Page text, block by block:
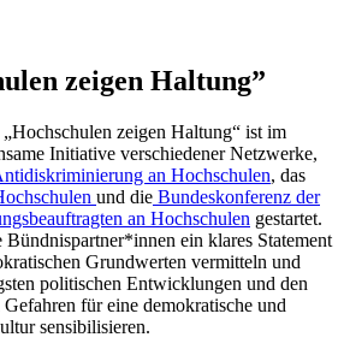
zeigen Haltung”
zeigen Haltung“ ist im
Initiative verschiedener Netzwerke,
an Hochschulen, das
und die Bundeskonferenz der
an Hochschulen gestartet.
Bündnispartner*innen ein klares Statement
Grundwerten vermitteln und
politischen Entwicklungen und den
für eine demokratische und
sensibilisieren.